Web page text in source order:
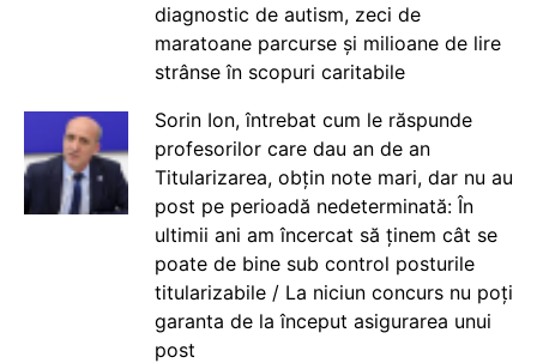
diagnostic de autism, zeci de
maratoane parcurse și milioane de lire
strânse în scopuri caritabile
Sorin Ion, întrebat cum le răspunde
profesorilor care dau an de an
Titularizarea, obțin note mari, dar nu au
post pe perioadă nedeterminată: În
ultimii ani am încercat să ținem cât se
poate de bine sub control posturile
titularizabile / La niciun concurs nu poți
garanta de la început asigurarea unui
post